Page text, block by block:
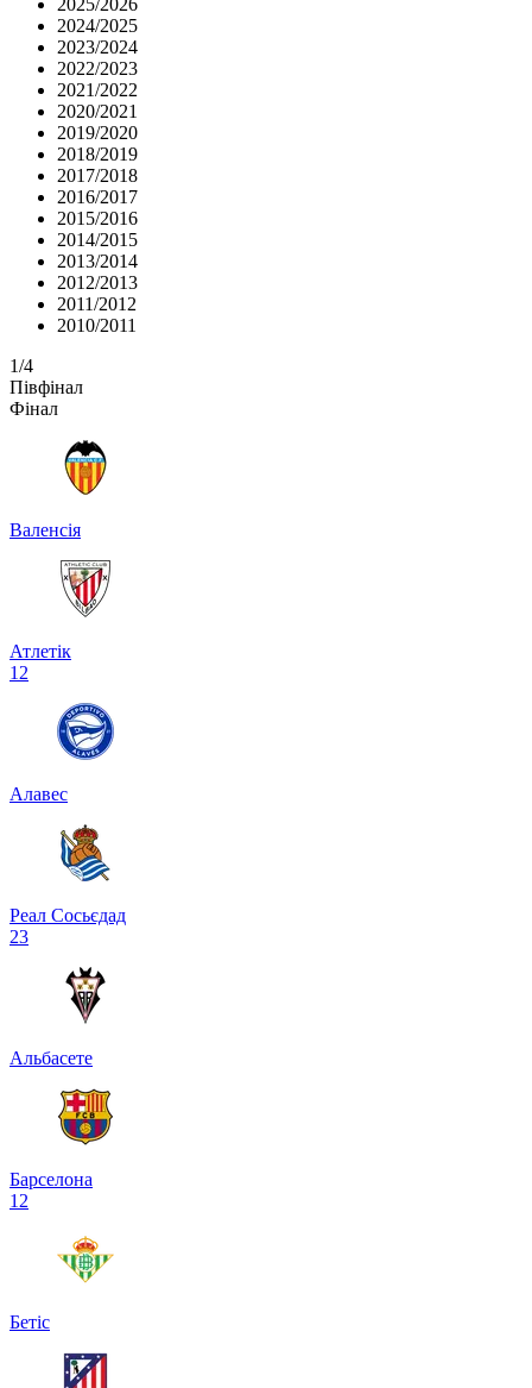
2025/2026
2024/2025
2023/2024
2022/2023
2021/2022
2020/2021
2019/2020
2018/2019
2017/2018
2016/2017
2015/2016
2014/2015
2013/2014
2012/2013
2011/2012
2010/2011
1/4
Півфінал
Фінал
Валенсія
Атлетік
1 2
Алавес
Реал Сосьєдад
23
Альбасете
Барселона
1 2
Бетіс